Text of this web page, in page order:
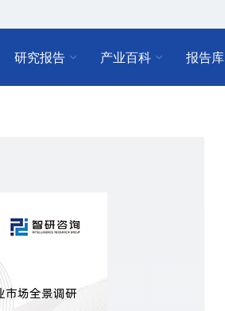
研究报告 产业百科 报告库